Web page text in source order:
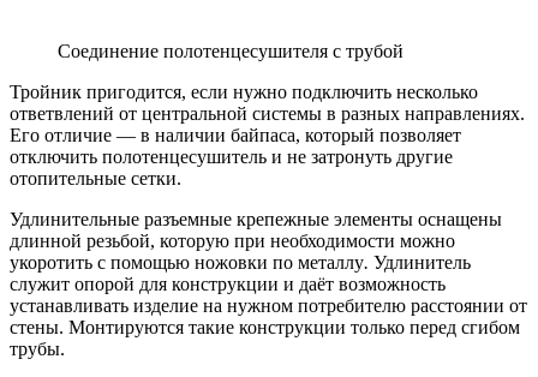
Соединение полотенцесушителя с трубой
Тройник пригодится, если нужно подключить несколько
ответвлений от центральной системы в разных направлениях.
Его отличие — в наличии байпаса, который позволяет
отключить полотенцесушитель и не затронуть другие
отопительные сетки.
Удлинительные разъемные крепежные элементы оснащены
длинной резьбой, которую при необходимости можно
укоротить с помощью ножовки по металлу. Удлинитель
служит опорой для конструкции и даёт возможность
устанавливать изделие на нужном потребителю расстоянии от
стены. Монтируются такие конструкции только перед сгибом
трубы.